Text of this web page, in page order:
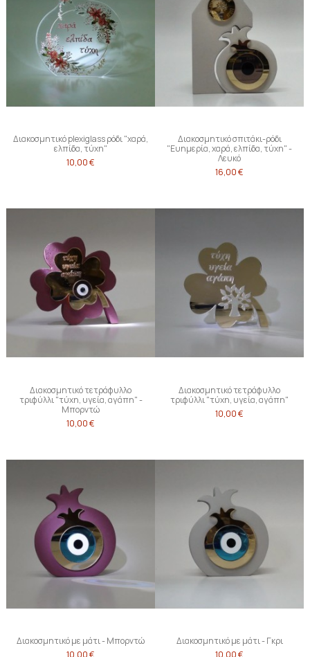
Διακοσμητικό plexiglass ρόδι "χαρά,
ελπίδα, τύχη"
10,00 €
Διακοσμητικό σπιτάκι-ρόδι
"Ευημερία, χαρά, ελπίδα, τύχη" -
Λευκό
16,00 €
Διακοσμητικό τετράφυλλο
τριφύλλι "τύχη, υγεία, αγάπη" -
Μπορντώ
10,00 €
Διακοσμητικό τετράφυλλο
τριφύλλι "τύχη, υγεία, αγάπη"
10,00 €
Διακοσμητικό με μάτι - Μπορντώ
Διακοσμητικό με μάτι - Γκρι